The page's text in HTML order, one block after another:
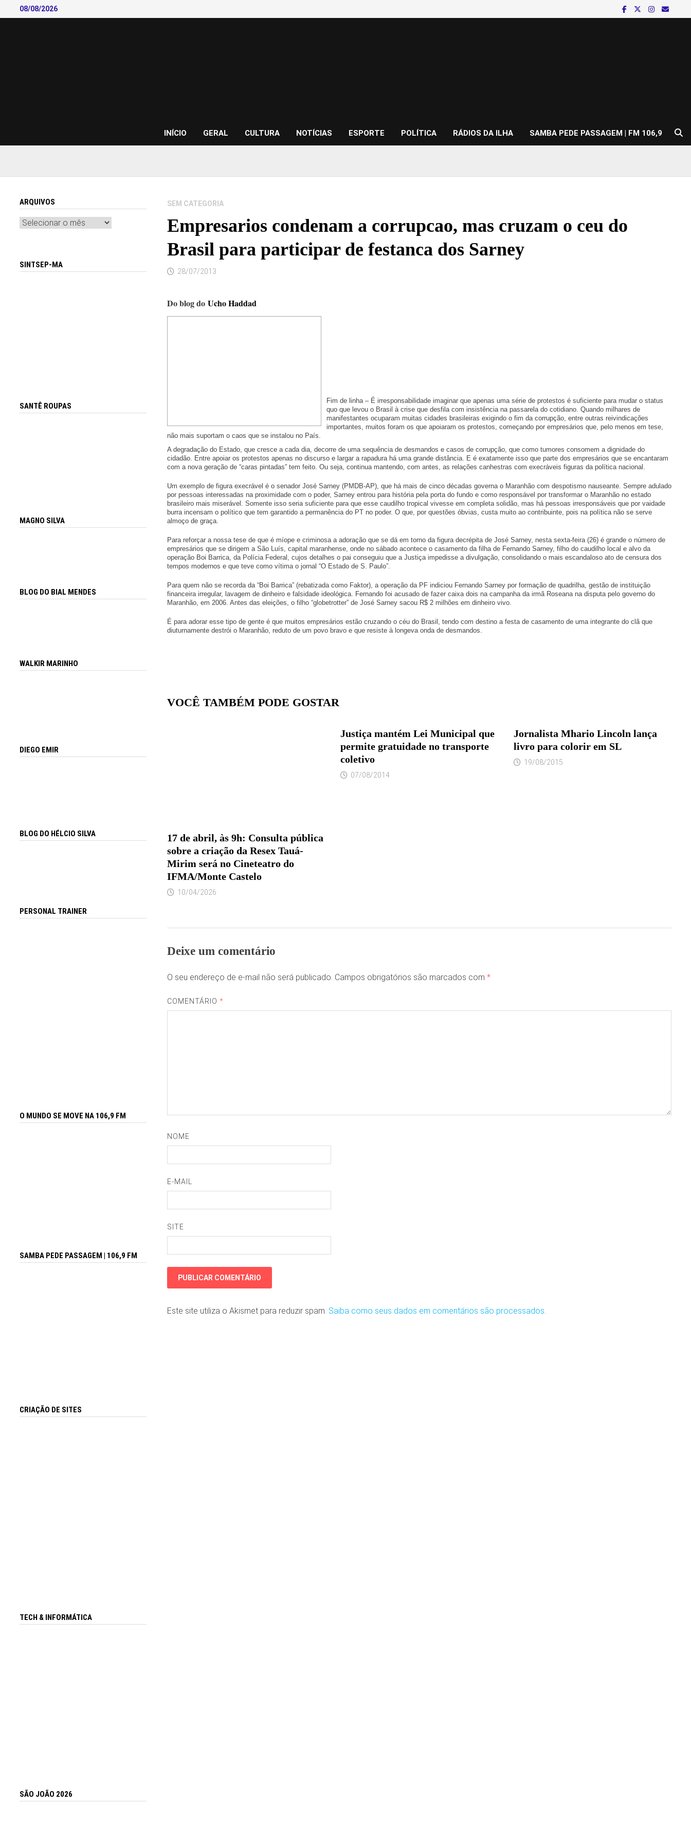
to
08/08/2026
INÍCIO GERAL CULTURA NOTÍCIAS ESPORTE POLÍTICA RÁDIOS DA ILHA SAMBA PEDE PASSAGEM | FM 106,9
SEM CATEGORIA
Empresarios condenam a corrupcao, mas cruzam o ceu do
Brasil para participar de festanca dos Sarney
28/07/2013
Do blog do Ucho Haddad
Fim de linha – É irresponsabilidade imaginar que apenas uma série de protestos é suficiente para mudar o status
quo que levou o Brasil à crise que desfila com insistência na passarela do cotidiano. Quando milhares de
manifestantes ocuparam muitas cidades brasileiras exigindo o fim da corrupção, entre outras reivindicações
importantes, muitos foram os que apoiaram os protestos, começando por empresários que, pelo menos em tese,
não mais suportam o caos que se instalou no País.
A degradação do Estado, que cresce a cada dia, decorre de uma sequência de desmandos e casos de corrupção, que como tumores consomem a dignidade do
cidadão. Entre apoiar os protestos apenas no discurso e largar a rapadura há uma grande distância. E é exatamente isso que parte dos empresários que se encantaram
com a nova geração de “caras pintadas” tem feito. Ou seja, continua mantendo, com antes, as relações canhestras com execráveis figuras da política nacional.
Um exemplo de figura execrável é o senador José Sarney(PMDB-AP), que há mais de cinco décadas governa o Maranhão com despotismo nauseante. Sempre adulado
por pessoas interessadas na proximidade com o poder, Sarney entrou para história pela porta do fundo e como responsável por transformar o Maranhão no estado
brasileiro mais miserável. Somente isso seria suficiente para que esse caudilho tropical vivesse em completa solidão, mas há pessoas irresponsáveis que por vaidade
burra incensam o político que tem garantido a permanência do PT no poder. O que, por questões óbvias, custa muito ao contribuinte, pois na política não se serve
almoço de graça.
Para reforçar a nossa tese de que é míope e criminosa a adoração que se dá em torno da figura decrépita de José Sarney, nesta sexta-feira (26) é grande o número de
empresários que se dirigem a São Luís, capital maranhense, onde no sábado acontece o casamento da filha de Fernando Sarney, filho do caudilho local e alvo da
operação Boi Barrica, da Polícia Federal, cujos detalhes o pai conseguiu que a Justiça impedisse a divulgação, consolidando o mais escandaloso ato de censura dos
tempos modernos e que teve como vítima o jornal “O Estado de S. Paulo”.
Para quem não se recorda da “Boi Barrica” (rebatizada como Faktor), a operação da PF indiciou Fernando Sarney por formação de quadrilha, gestão de instituição
financeira irregular, lavagem de dinheiro e falsidade ideológica. Fernando foi acusado de fazer caixa dois na campanha da irmã Roseana na disputa pelo governo do
Maranhão, em 2006. Antes das eleições, o filho “globetrotter” de José Sarney sacou R$ 2 milhões em dinheiro vivo.
É para adorar esse tipo de gente é que muitos empresários estão cruzando o céu do Brasil, tendo com destino a festa de casamento de uma integrante do clã que
diuturnamente destrói o Maranhão, reduto de um povo bravo e que resiste à longeva onda de desmandos.
VOCÊ TAMBÉM PODE GOSTAR
17 de abril, às 9h: Consulta pública
sobre a criação da Resex Tauá-
Mirim será no Cineteatro do
IFMA/Monte Castelo
10/04/2026
Justiça mantém Lei Municipal que
permite gratuidade no transporte
coletivo
07/08/2014
Jornalista Mhario Lincoln lança
livro para colorir em SL
19/08/2015
Deixe um comentário
O seu endereço de e-mail não será publicado. Campos obrigatórios são marcados com *
COMENTÁRIO*
NOME
E-MAIL
SITE
Este site utiliza o Akismet para reduzir spam. Saiba como seus dados em comentários são processados.
ARQUIVOS
Arquivos
SINTSEP-MA
SANTÊ ROUPAS
MAGNO SILVA
BLOG DO BIAL MENDES
WALKIR MARINHO
DIEGO EMIR
BLOG DO HÉLCIO SILVA
PERSONAL TRAINER
O MUNDO SE MOVE NA 106,9 FM
SAMBA PEDE PASSAGEM | 106,9 FM
CRIAÇÃO DE SITES
TECH & INFORMÁTICA
SÃO JOÃO 2026